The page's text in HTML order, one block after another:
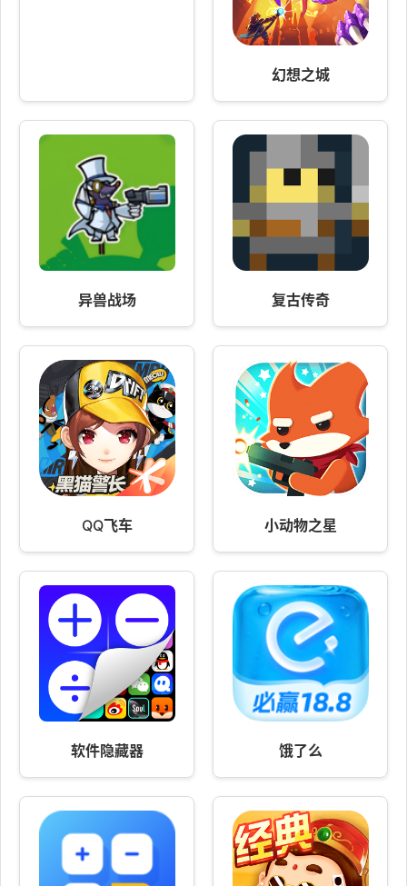
幻想之城
异兽战场 复古传奇
QQ飞车 小动物之星
软件隐藏器 饿了么